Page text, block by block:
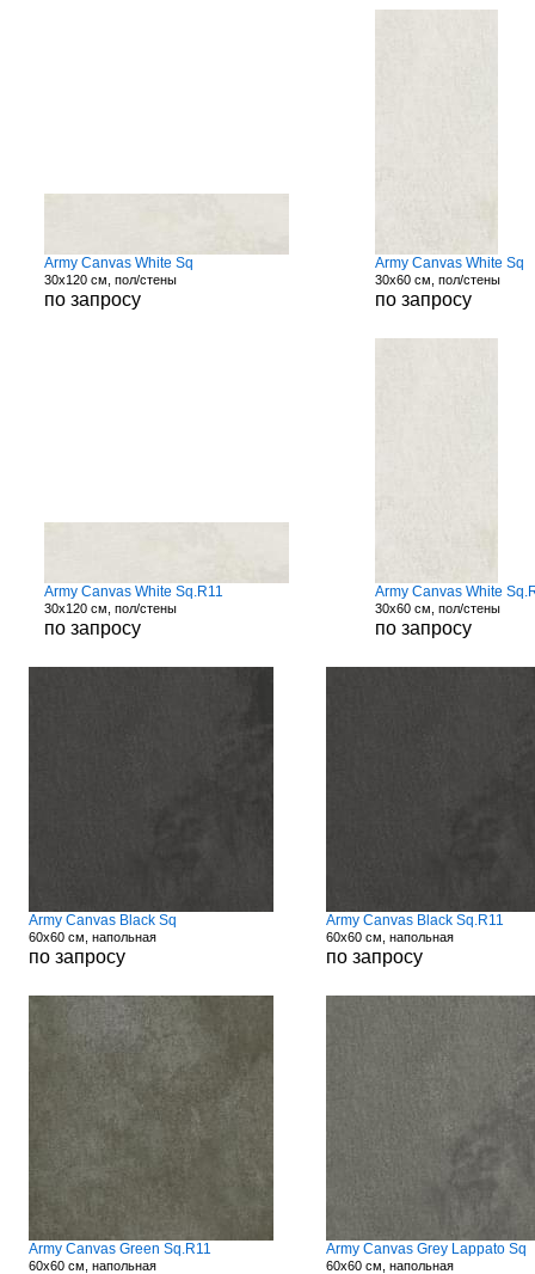
Army Canvas White Sq
30x120 см, пол/стены
по запросу
Army Canvas White Sq
30x60 см, пол/стены
по запросу
Army Canvas White Sq.R11
30x120 см, пол/стены
по запросу
Army Canvas White
30x60 см, пол/стены
по запросу
Army Canvas Black Sq
60x60 см, напольная
по запросу
Army Canvas Black Sq.R11
60x60 см, напольная
по запросу
Army Canvas Green Sq.R11
60x60 см, напольная
Army Canvas Grey Lappato Sq
60x60 см, напольная